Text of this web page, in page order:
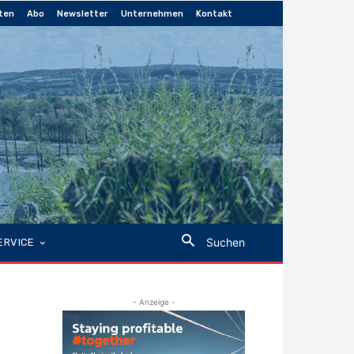
Abo Newsletter Unternehmen Kontakt
Suchen
- Anzeige -